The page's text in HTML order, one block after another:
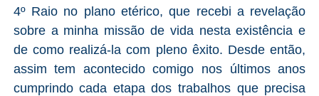
4º Raio no plano etérico, que recebi a revelação
sobre a minha missão de vida nesta existência e
de como realizá-la com pleno êxito. Desde então,
assim tem acontecido comigo nos últimos anos
cumprindo cada etapa dos trabalhos que precisa